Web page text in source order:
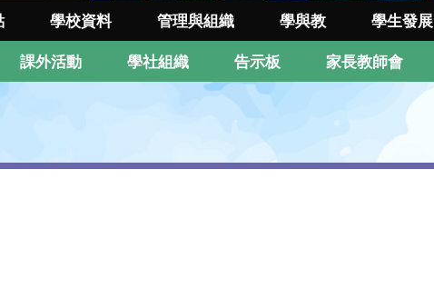
學校資料 管理與組織 學與教 學生發展
課外活動 學社組織 告示板 家長教師會